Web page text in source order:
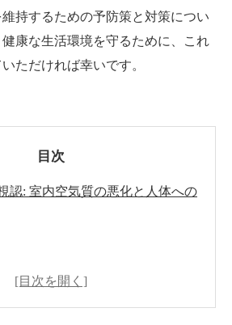
持するための予防策と対策につい
康な生活環境を守るために、これ
ただければ幸いです。
目次
認: 室内空気質の悪化と人体への